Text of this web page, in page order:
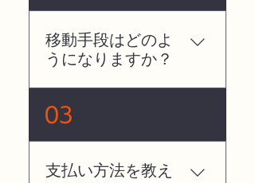
す。 エリアごとの交通費
に上記料金表をご参照く
ださい。
移動手段はどのよ
うになりますか？
移動手段は車です。 北九
州市内・直方市内は交通
費のご負担はございませ
ん。
03
支払い方法を教え